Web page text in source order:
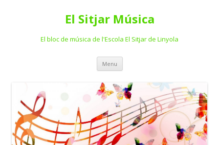
El Sitjar Música
El bloc de música de l'Escola El Sitjar de Linyola
Menu Skip
content